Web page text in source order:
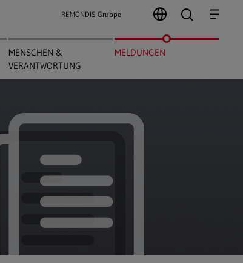
MENSCHEN &
VERANTWORTUNG
MELDUNGEN
REMONDIS-Gruppe search
Menu